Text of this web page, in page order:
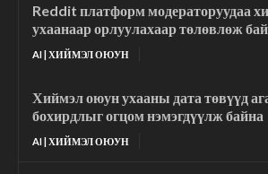
Reddit платформ модераторуудаа
ухаанаар орлуулахаар төлөвлөж
AI | ХИЙМЭЛ ОЮУН
Хиймэл оюун ухааны дата төвүүд
бохирдлыг огцом нэмэгдүүлж байна
AI | ХИЙМЭЛ ОЮУН